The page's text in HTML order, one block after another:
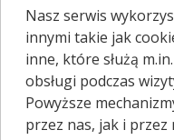
Obecnie lekarz nie posiada
zamawiania recept.
Spróbuj w innym terminie
telefonicznie albo osobiście.
Nasz serwis
innymi takie jak
inne, które służą
obsługi podczas
Powyższe
przez nas, jak i przez